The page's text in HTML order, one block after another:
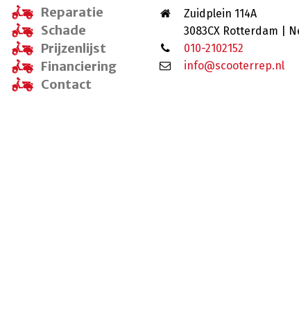
Reparatie
Schade
Prijzenlijst
Financiering
Contact
Zuidplein 114A
3083CX Rotterdam |
010-2102152
info@scooterrep.nl